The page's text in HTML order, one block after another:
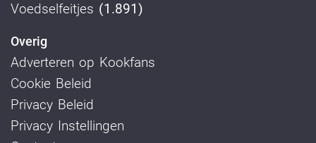
Voedselfeitjes (1.891)
Overig
Adverteren op Kookfans
Cookie Beleid
Privacy Beleid
Privacy Instellingen